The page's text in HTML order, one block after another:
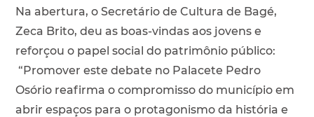
Na abertura, o Secretário de Cultura de Bagé,
Zeca Brito, deu as boas-vindas aos jovens e
reforçou o papel social do patrimônio público:
“Promover este debate no Palacete Pedro
Osório reafirma o compromisso do município em
abrir espaços para o protagonismo da história e